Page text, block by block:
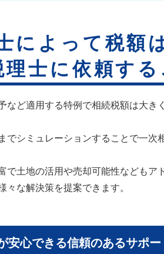
によって税額
士に依頼する
ど適用する特例で相続税額は大き
シミュレーションすることで一次
土地の活用や売却可能性などもア
な解決策を提案できます。
心できる信頼のあるサポー